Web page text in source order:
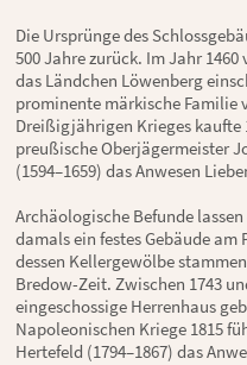
Die Ursprünge des
500 Jahre zurück. Im Jahr
das Ländchen Löwenberg
prominente märkische Familie
Dreißigjährigen Krieges kaufte
preußische Oberjägermeister
(1594–1659) das Anwesen
Archäologische Befunde
damals ein festes Gebäude am
dessen Kellergewölbe
Bredow-Zeit. Zwischen 1743
eingeschossige Herrenhaus
Napoleonischen Kriege 1815
Hertefeld (1794–1867) das